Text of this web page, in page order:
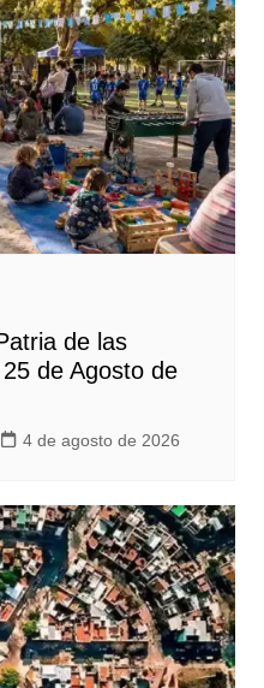
de las
de Agosto de
4 de agosto de 2026